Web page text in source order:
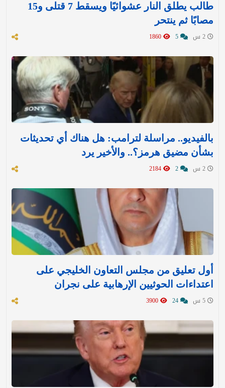
طالب يطلق النار عشوائيًا ويسقط 7 قتلى و15
مصابًا ثم ينتحر
بالفيديو.. مراسلة لترامب: هل هناك أي تحديثات
بشأن مضيق هرمز؟.. والأخير يرد
أول تعليق من مجلس التعاون الخليجي على
اعتداءات الحوثيين الإرهابية على نجران